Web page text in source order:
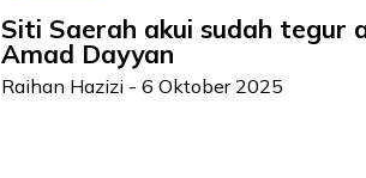
Siti Saerah akui sudah tegur
Amad Dayyan
Raihan Hazizi - 6 Oktober 2025